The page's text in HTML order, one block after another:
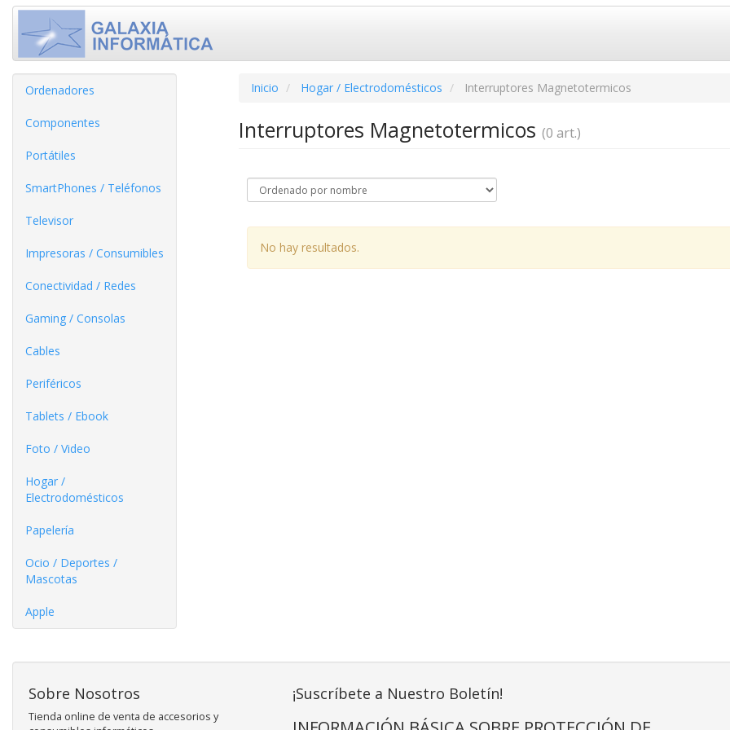
Ordenadores
Componentes
Portátiles
SmartPhones / Teléfonos
Televisor
Impresoras / Consumibles
Conectividad / Redes
Gaming / Consolas
Cables
Periféricos
Tablets / Ebook
Foto / Video
Hogar /
Electrodomésticos
Papelería
Ocio / Deportes /
Mascotas
Apple
Inicio Hogar / Electrodomésticos Interruptores Magnetotermicos
Interruptores Magnetotermicos (0 art.)
No hay resultados.
Sobre Nosotros
Tienda online de venta de accesorios y
¡Suscríbete a Nuestro Boletín!